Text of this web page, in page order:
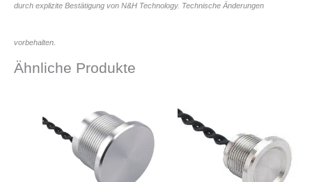
durch explizite Bestätigung von N&H Technology. Technische Änderungen
vorbehalten.
Ähnliche Produkte